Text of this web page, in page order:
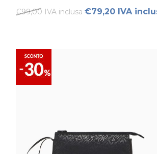
€99,00 IVA inclusa €79,20 IVA